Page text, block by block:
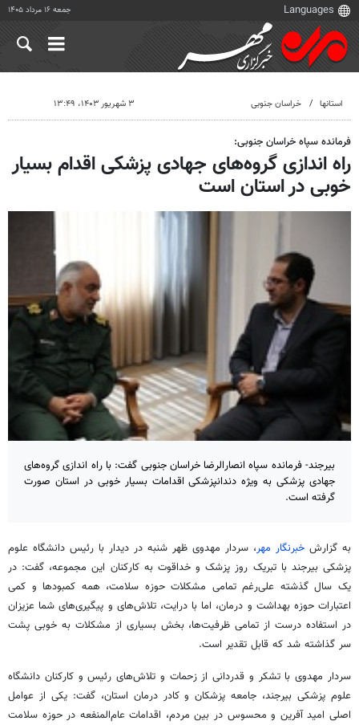
جمعه ۱۶ مرداد ۱۴۰۵
استانها خراسان جنوبی ۳ شهریور ۱۴۰۳، ۱۳:۴۹
فرمانده سپاه خراسان جنوبی:
راه اندازی گروه‌های جهادی پزشکی اقدام بسیار
خوبی در استان است
بیرجند- فرمانده سپاه انصارالرضا خراسان جنوبی گفت: با راه اندازی گروه‌های
جهادی پزشکی به ویژه دندانپزشکی اقدامات بسیار خوبی در استان صورت
گرفته است.
به گزارش خبرنگار مهر، سردار مهدوی ظهر شنبه در دیدار با رئیس دانشگاه علوم
پزشکی بیرجند با تبریک روز پزشک وخداقوت به کارکنان این مجموعه، گفت: در
یک سال گذشته علی‌رغم تمامی مشکلات حوزه سلامت، همه کمبودها و کمی
اعتبارات حوزه بهداشت و درمان، اما با درایت، تلاش‌های و پیگیری‌های شما عزیزان
در استفاده درست از تمامی ظرفیت‌ها، بخش بسیاری از مشکلات به خوبی پشت
سر گذاشته شد که قابل تقدیر است.
سردار مهدوی با تشکر و قدردانی از زحمات و تلاش‌های رئیس و کارکنان دانشگاه
علوم پزشکی بیرجند، جامعه پزشکان و کادر درمان استان، گفت: یکی از عوامل
اصلی امید آفرین و محسوس در بین مردم، اقدامات عام‌المنفعه در حوزه سلامت